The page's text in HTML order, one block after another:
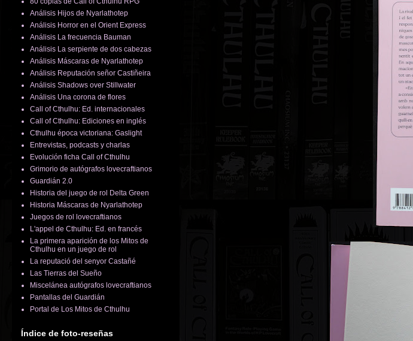
Análisis Hijos de Nyarlathotep
Análisis Horror en el Orient Express
Análisis La frecuencia Bauman
Análisis La serpiente de dos cabezas
Análisis Máscaras de Nyarlathotep
Análisis Reputación señor Castiñeira
Análisis Shadows over Stillwater
Análisis Una corona de flores
Call of Cthulhu: Ed. internacionales
Call of Cthulhu: Ediciones en inglés
Cthulhu época victoriana: Gaslight
Entrevistas, podcasts y charlas
Evolución ficha Call of Cthulhu
Grimorio de autógrafos lovecraftianos
Guardián 2.0
Historia del juego de rol Delta Green
Historia Máscaras de Nyarlathotep
Juegos de rol lovecraftianos
L'appel de Cthulhu: Ed. en francés
La primera aparición de los Mitos de
Cthulhu en un juego de rol
La reputació del senyor Castañé
Las Tierras del Sueño
Miscelánea autógrafos lovecraftianos
Pantallas del Guardián
Portal de Los Mitos de Cthulhu
Índice de foto-reseñas